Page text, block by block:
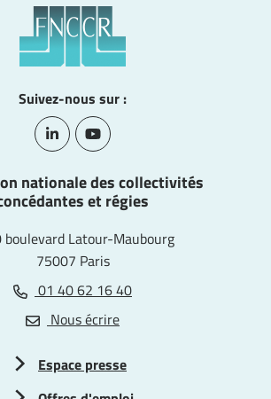
Suivez-nous sur :
Lien vers le compte Linkedin
Lien vers la chaîne Youtube
nationale des collectivités
et régies
Latour-Maubourg
75007 Paris
01 40 62 16 40
Nous écrire
Espace presse